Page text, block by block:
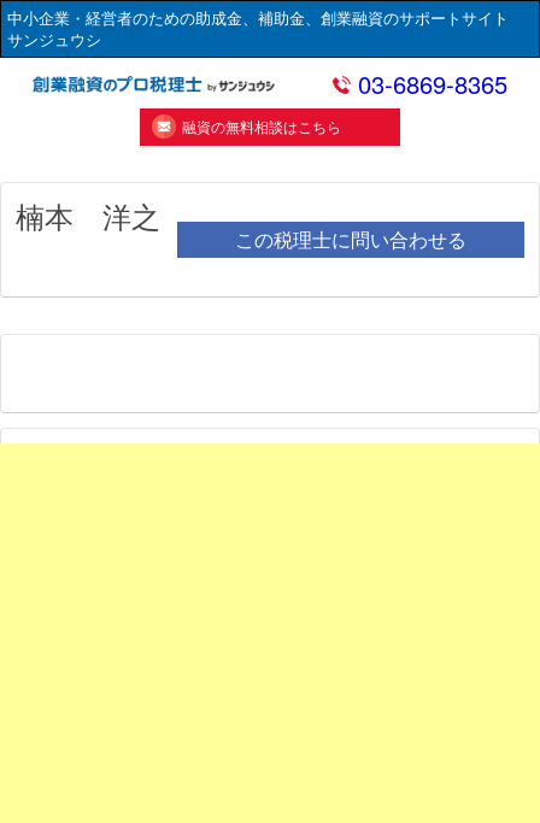
中小企業・経営者のための助成金、補助金、創業融資のサポートサイト
サンジュウシ
03-6869-8365
融資の無料相談はこちら
楠本 洋之
この税理士に問い合わせる